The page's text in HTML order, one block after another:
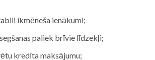
ikmēneša ienākumi;
paliek brīvie līdzekļi;
kredīta maksājumu;